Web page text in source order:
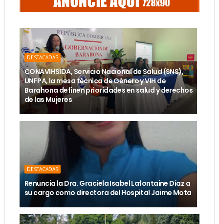
DESTACADAS
CONAVIHSIDA, Servicio Nacional de Salud (SNS),
UNFPA, la mesa técnica de Género y VIH de
Barahona definen prioridades en salud y derechos
de las Mujeres
DESTACADAS
Renuncia la Dra. Graciela Isabel Lafontaine Díaz a
su cargo como directora del Hospital Jaime Mota